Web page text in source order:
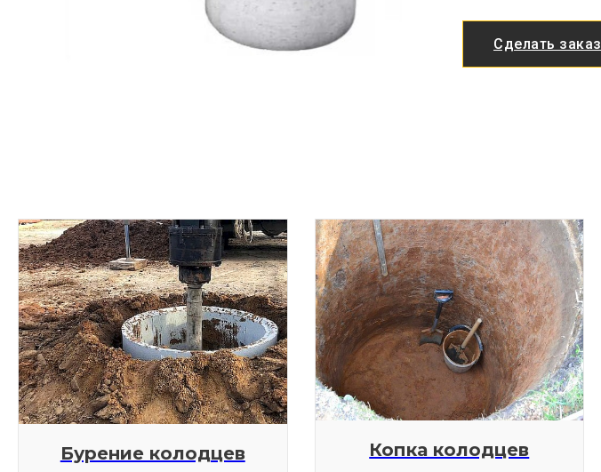
Сделать заказ
Бурение колодцев Копка колодцев